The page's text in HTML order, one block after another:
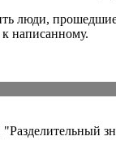
люди,
к написанному.
"Разделительный